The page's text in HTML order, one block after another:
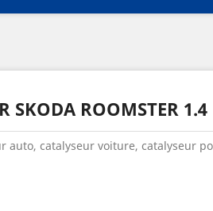
SKODA ROOMSTER 1.4
auto, catalyseur voiture, catalyseur